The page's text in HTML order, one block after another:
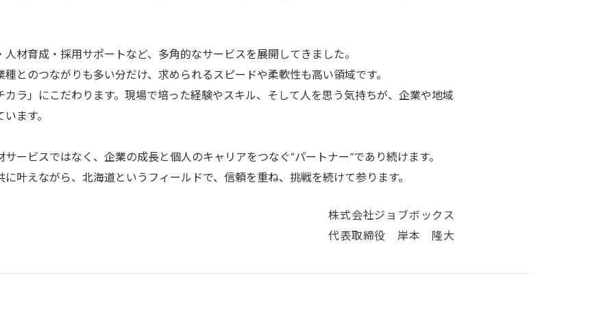
材育成・採用サポートなど、多角的なサービスを展開してきました。
とのつながりも多い分だけ、求められるスピードや柔軟性も高い領域です。
ラ」にこだわります。現場で培った経験やスキル、そして人を思う気持ちが、企業や地域
ます。
ービスではなく、企業の成長と個人のキャリアをつなぐ“パートナー”であり続けます。
叶えながら、北海道というフィールドで、信頼を重ね、挑戦を続けて参ります。
株式会社ジョブボックス
代表取締役 岸本 隆大